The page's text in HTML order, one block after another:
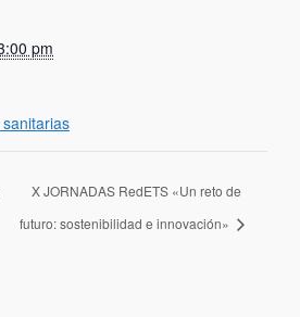
pm
X JORNADAS RedETS «Un reto de
futuro: sostenibilidad e innovación»